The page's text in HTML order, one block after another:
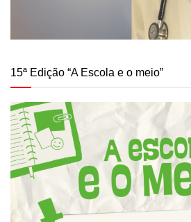
15ª Edição “A Escola e o meio”